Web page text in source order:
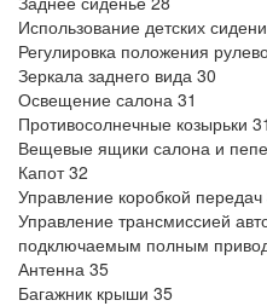
Использование детских
Регулировка положения
Зеркала заднего вида 30
Освещение салона 31
Противосолнечные козырьки 31
Вещевые ящики салона и
Капот 32
Управление коробкой передач
Управление трансмиссией
подключаемым полным
Антенна 35
Багажник крыши 35